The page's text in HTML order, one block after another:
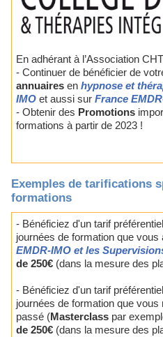
En adhérant à l’Association
- Continuer de bénéficier de
annuaires en hypnose et
IMO et aussi sur France
- Obtenir des Promotions
formations à partir de 2023 !
Exemples de tarifications
formations
- Bénéficiez d'un tarif préférentiel pour une ou plusieurs
journées de formation que vous
EMDR-IMO et les
de 250€ (dans la mesure des
- Bénéficiez d'un tarif
journées de formation que vous
passé (Masterclass par
de 250€ (dans la mesure des